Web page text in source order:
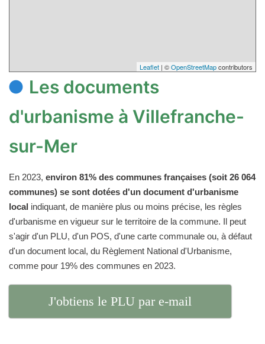
Leaflet | ©OpenStreetMapcontributors
Les documents
d'urbanisme à Villefranche-
sur-Mer
En 2023, environ 81% des communes françaises (soit 26 064
communes) se sont dotées d'un document d'urbanisme
local indiquant, de manière plus ou moins précise, les règles
d'urbanisme en vigueur sur le territoire de la commune. Il peut
s'agir d'un PLU, d'un POS, d'une carte communale ou, à défaut
d'un document local, du Règlement National d'Urbanisme,
comme pour 19% des communes en 2023.
J'obtiens le PLU par e-mail